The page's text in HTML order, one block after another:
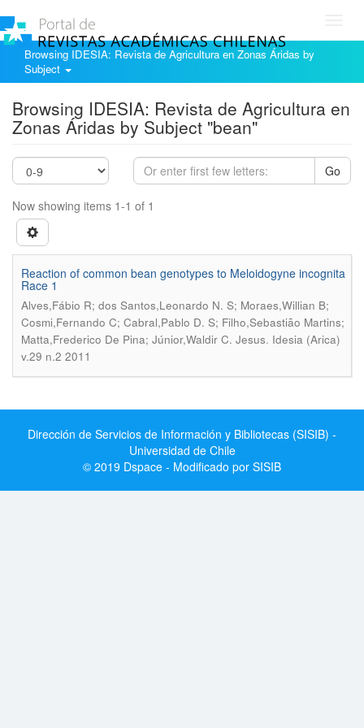
Browsing IDESIA: Revista de Agricultura en Zonas Áridas by
Subject
Browsing IDESIA: Revista de Agricultura en
Zonas Áridas by Subject "bean"
Go
Now showing items 1-1 of 1
Reaction of common bean genotypes to Meloidogyne incognita
Race 1
Alves,Fábio R; dos Santos,Leonardo N. S; Moraes,Willian B;
Cosmi,Fernando C; Cabral,Pablo D. S; Filho,Sebastião Martins;
Matta,Frederico De Pina; Júnior,Waldir C. Jesus. Idesia (Arica)
v.29 n.2 2011
Dirección de Servicios de Información y Bibliotecas (SISIB) -
Universidad de Chile
© 2019 Dspace - Modificado por SISIB